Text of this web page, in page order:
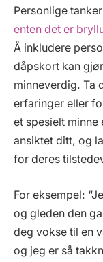
Personlige
enten det er
Å inkludere
dåpskort kan
minneverdig. Ta
erfaringer eller
et spesielt minne
ansiktet ditt, og
for deres
For eksempel:
og gleden den
deg vokse til en
og jeg er så